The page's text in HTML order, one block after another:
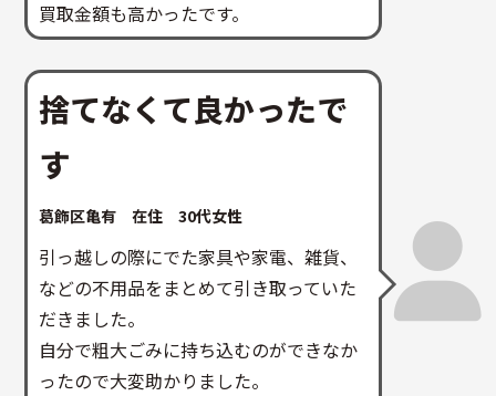
買取金額も高かったです。
捨てなくて良かったで
す
葛飾区亀有 在住 30代女性
引っ越しの際にでた家具や家電、雑貨、
などの不用品をまとめて引き取っていた
だきました。
自分で粗大ごみに持ち込むのができなか
ったので大変助かりました。